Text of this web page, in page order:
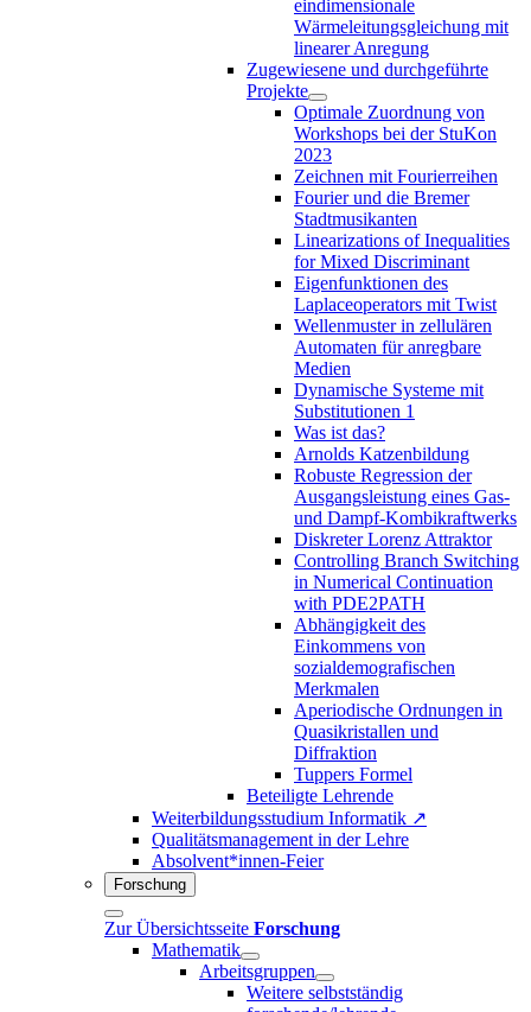
eindimensionale
Wärmeleitungsgleichung mit
linearer Anregung
Zugewiesene und durchgeführte
Projekte
Optimale Zuordnung von
Workshops bei der StuKon
2023
Zeichnen mit Fourierreihen
Fourier und die Bremer
Stadtmusikanten
Linearizations of Inequalities
for Mixed Discriminant
Eigenfunktionen des
Laplaceoperators mit Twist
Wellenmuster in zellulären
Automaten für anregbare
Medien
Dynamische Systeme mit
Substitutionen 1
Was ist das?
Arnolds Katzenbildung
Robuste Regression der
Ausgangsleistung eines Gas-
und Dampf-Kombikraftwerks
Diskreter Lorenz Attraktor
Controlling Branch Switching
in Numerical Continuation
with PDE2PATH
Abhängigkeit des
Einkommens von
sozialdemografischen
Merkmalen
Aperiodische Ordnungen in
Quasikristallen und
Diffraktion
Tuppers Formel
Beteiligte Lehrende
Weiterbildungsstudium Informatik ↗
Qualitätsmanagement in der Lehre
Absolvent*innen-Feier
Forschung
Zur Übersichtsseite Forschung
Mathematik
Arbeitsgruppen
Weitere selbstständig